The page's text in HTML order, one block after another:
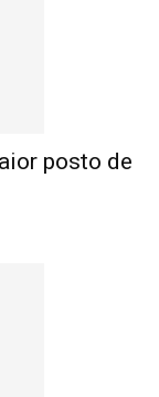
posto de